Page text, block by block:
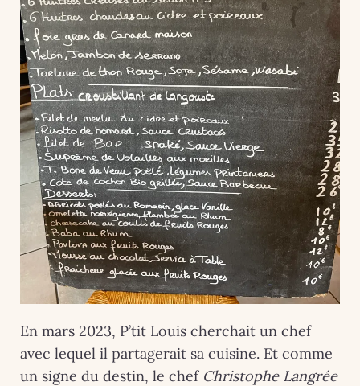
En mars 2023, P’tit Louis cherchait un chef
avec lequel il partagerait sa cuisine. Et comme
un signe du destin, le chef Christophe Langrée